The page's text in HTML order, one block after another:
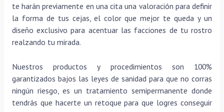
te harán previamente en una cita una valoración para definir
la forma de tus cejas, el color que mejor te queda y un
diseño exclusivo para acentuar las facciones de tu rostro
realzando tu mirada.
Nuestros productos y procedimientos son 100%
garantizados bajos las leyes de sanidad para que no corras
ningún riesgo, es un tratamiento semipermanente donde
tendrás que hacerte un retoque para que logres conseguir